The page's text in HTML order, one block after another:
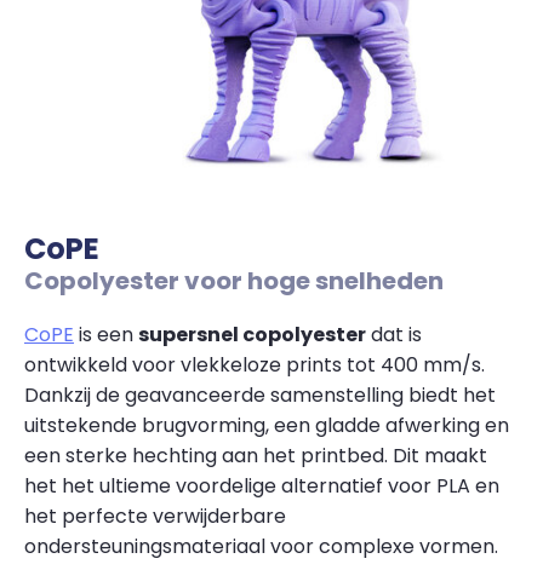
CoPE
Copolyester voor hoge snelheden
CoPE is eensupersnel copolyesterdat is
ontwikkeld voor vlekkeloze prints tot 400 mm/s.
Dankzij de geavanceerde samenstelling biedt het
uitstekende brugvorming, een gladde afwerking en
een sterke hechting aan het printbed. Dit maakt
het het ultieme voordelige alternatief voor PLA en
het perfecte verwijderbare
ondersteuningsmateriaal voor complexe vormen.